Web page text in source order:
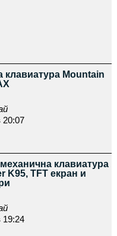
клавиатура Mountain
20:07
клавиатура
K95, TFT екран и
19:24